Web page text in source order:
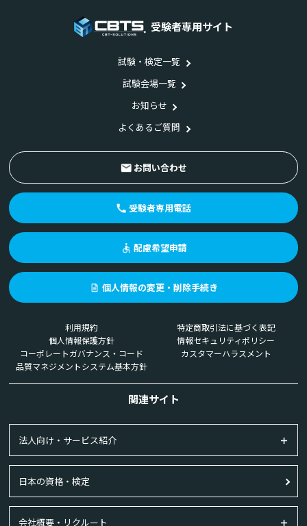
受験者専用サイト
試験・検定一覧
試験会場一覧
お知らせ
よくあるご質問
お問い合わせ
受験者専用電話
配慮希望申請
個人情報の変更・削除手続き
利用規約
特定商取引法に基づく表記
個人情報保護方針
情報セキュリティポリシー
コーポレートガバナンス・コード
カスタマーハラスメント
品質マネジメントシステム基本方針
関連サイト
法人向け・サービス紹介
日本の資格・検定
会社概要・リクルート